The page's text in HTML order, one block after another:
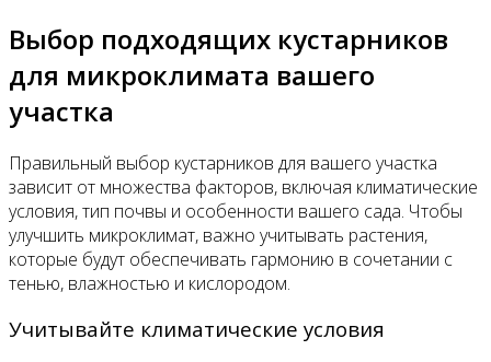
Выбор подходящих кустарников
для микроклимата вашего
участка
Правильный выбор кустарников для вашего участка
зависит от множества факторов, включая климатические
условия, тип почвы и особенности вашего сада. Чтобы
улучшить микроклимат, важно учитывать растения,
которые будут обеспечивать гармонию в сочетании с
тенью, влажностью и кислородом.
Учитывайте климатические условия